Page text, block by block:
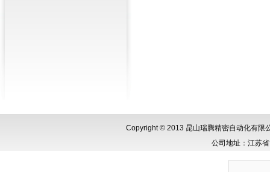
Copyright © 2013 昆山瑞腾精密自动化有限
公司地址：江苏